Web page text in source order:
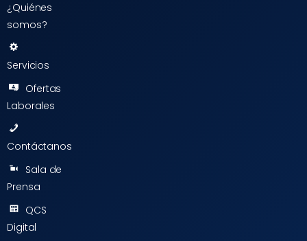
¿Quiénes
somos?
Servicios
Ofertas
Laborales
Contáctanos
Sala de
Prensa
QCS
Digital